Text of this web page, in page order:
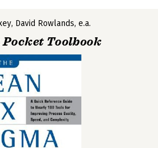
, David Rowlands, e.a.
Toolbook